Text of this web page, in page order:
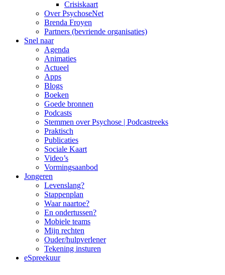
Crisiskaart
Over PsychoseNet
Brenda Froyen
Partners (bevriende organisaties)
Snel naar
Agenda
Animaties
Actueel
Apps
Blogs
Boeken
Goede bronnen
Podcasts
Stemmen over Psychose | Podcastreeks
Praktisch
Publicaties
Sociale Kaart
Video’s
Vormingsaanbod
Jongeren
Levenslang?
Stappenplan
Waar naartoe?
En ondertussen?
Mobiele teams
Mijn rechten
Ouder/hulpverlener
Tekening insturen
eSpreekuur